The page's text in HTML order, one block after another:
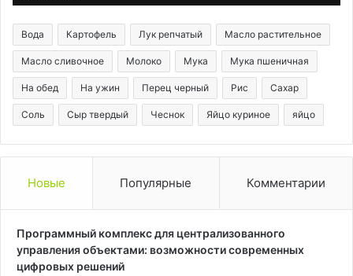
Вода Картофель Лук репчатый Масло растительное
Масло сливочное Молоко Мука Мука пшеничная
На обед На ужин Перец черный Рис Сахар
Соль Сыр твердый Чеснок Яйцо куриное яйцо
Новые Популярные Комментарии
Программный комплекс для централизованного
управления объектами: возможности современных
цифровых решений